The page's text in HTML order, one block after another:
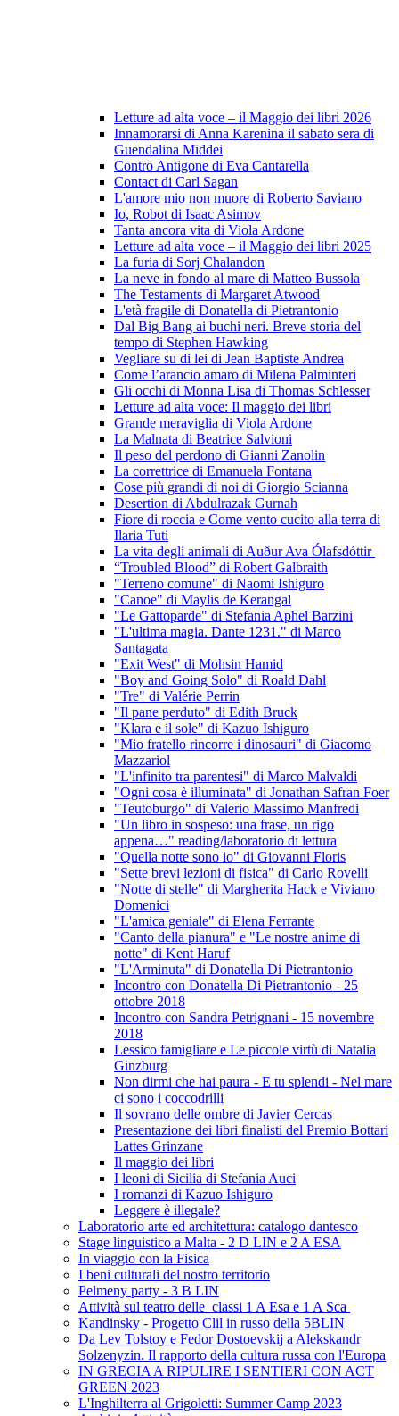
Letture ad alta voce – il Maggio dei libri 2026
Innamorarsi di Anna Karenina il sabato sera di
Guendalina Middei
Contro Antigone di Eva Cantarella
Contact di Carl Sagan
L'amore mio non muore di Roberto Saviano
Io, Robot di Isaac Asimov
Tanta ancora vita di Viola Ardone
Letture ad alta voce – il Maggio dei libri 2025
La furia di Sorj Chalandon
La neve in fondo al mare di Matteo Bussola
The Testaments di Margaret Atwood
L'età fragile di Donatella di Pietrantonio
Dal Big Bang ai buchi neri. Breve storia del
tempo di Stephen Hawking
Vegliare su di lei di Jean Baptiste Andrea
Come l’arancio amaro di Milena Palminteri
Gli occhi di Monna Lisa di Thomas Schlesser
Letture ad alta voce: Il maggio dei libri
Grande meraviglia di Viola Ardone
La Malnata di Beatrice Salvioni
Il peso del perdono di Gianni Zanolin
La correttrice di Emanuela Fontana
Cose più grandi di noi di Giorgio Scianna
Desertion di Abdulrazak Gurnah
Fiore di roccia e Come vento cucito alla terra di
Ilaria Tuti
La vita degli animali di Auður Ava Ólafsdóttir
“Troubled Blood” di Robert Galbraith
"Terreno comune" di Naomi Ishiguro
"Canoe" di Maylis de Kerangal
"Le Gattoparde" di Stefania Aphel Barzini
"L'ultima magia. Dante 1231." di Marco
Santagata
"Exit West" di Mohsin Hamid
"Boy and Going Solo" di Roald Dahl
"Tre" di Valérie Perrin
"Il pane perduto" di Edith Bruck
"Klara e il sole" di Kazuo Ishiguro
"Mio fratello rincorre i dinosauri" di Giacomo
Mazzariol
"L'infinito tra parentesi" di Marco Malvaldi
"Ogni cosa è illuminata" di Jonathan Safran Foer
"Teutoburgo" di Valerio Massimo Manfredi
"Un libro in sospeso: una frase, un rigo
appena…" reading/laboratorio di lettura
"Quella notte sono io" di Giovanni Floris
"Sette brevi lezioni di fisica" di Carlo Rovelli
"Notte di stelle" di Margherita Hack e Viviano
Domenici
"L'amica geniale" di Elena Ferrante
"Canto della pianura" e "Le nostre anime di
notte" di Kent Haruf
"L'Arminuta" di Donatella Di Pietrantonio
Incontro con Donatella Di Pietrantonio - 25
ottobre 2018
Incontro con Sandra Petrignani - 15 novembre
2018
Lessico famigliare e Le piccole virtù di Natalia
Ginzburg
Non dirmi che hai paura - E tu splendi - Nel mare
ci sono i coccodrilli
Il sovrano delle ombre di Javier Cercas
Presentazione dei libri finalisti del Premio Bottari
Lattes Grinzane
Il maggio dei libri
I leoni di Sicilia di Stefania Auci
I romanzi di Kazuo Ishiguro
Leggere è illegale?
Laboratorio arte ed architettura: catalogo dantesco
Stage linguistico a Malta - 2 D LIN e 2 A ESA
In viaggio con la Fisica
I beni culturali del nostro territorio
Pelmeny party - 3 B LIN
Attività sul teatro delle classi 1 A Esa e 1 A Sca
Kandinsky - Progetto Clil in russo della 5BLIN
Da Lev Tolstoy e Fedor Dostoevskij a Alekskandr
Solzenyzin. Il rapporto della cultura russa con l'Europa
IN GRECIA A RIPULIRE I SENTIERI CON ACT
GREEN 2023
L'Inghilterra al Grigoletti: Summer Camp 2023